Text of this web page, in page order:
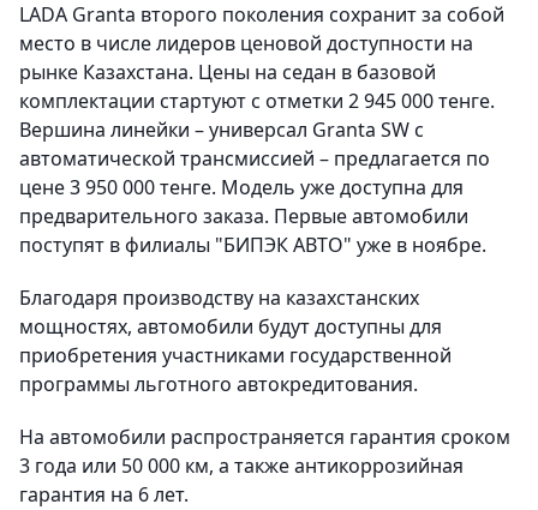
LADA Granta второго поколения сохранит за собой
место в числе лидеров ценовой доступности на
рынке Казахстана. Цены на седан в базовой
комплектации стартуют с отметки 2 945 000 тенге.
Вершина линейки – универсал Granta SW с
автоматической трансмиссией – предлагается по
цене 3 950 000 тенге. Модель уже доступна для
предварительного заказа. Первые автомобили
поступят в филиалы "БИПЭК АВТО" уже в ноябре.
Благодаря производству на казахстанских
мощностях, автомобили будут доступны для
приобретения участниками государственной
программы льготного автокредитования.
На автомобили распространяется гарантия сроком
3 года или 50 000 км, а также антикоррозийная
гарантия на 6 лет.